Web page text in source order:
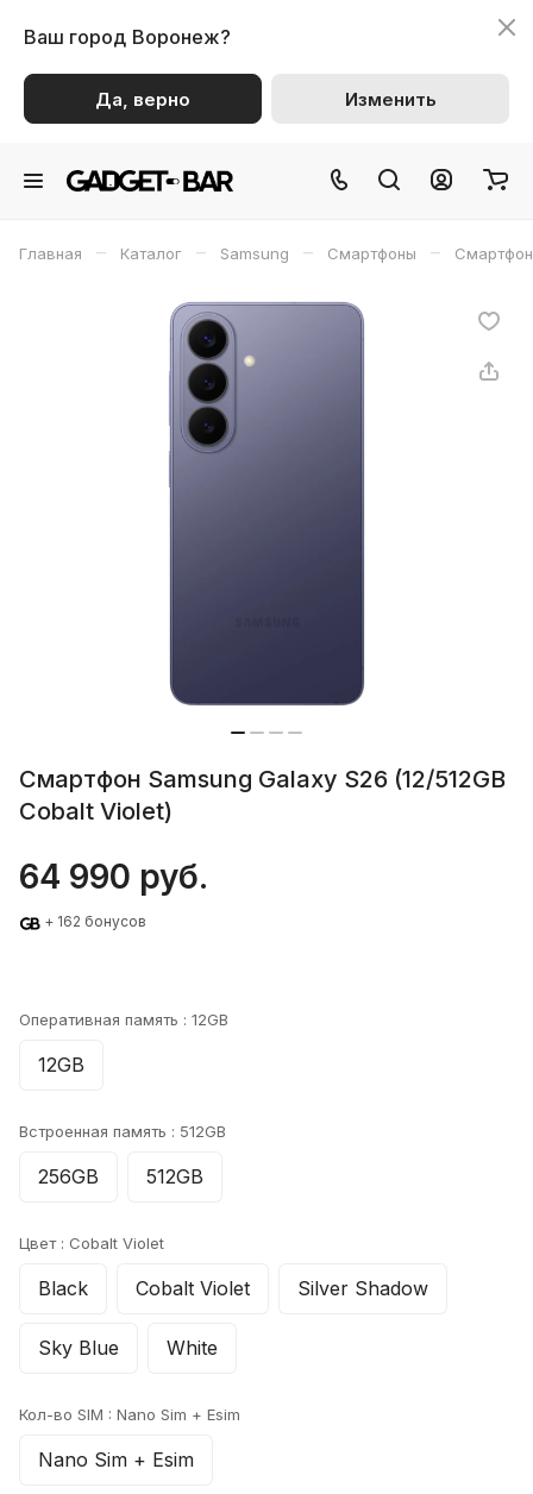
Ваш город Воронеж?
Да, верно Изменить
Главная – Каталог – Samsung – Смартфоны –
Смартфон Samsung Galaxy S26 (12/512GB
Cobalt Violet)
64 990 руб.
+ 162 бонусов
Оперативная память : 12GB
12GB
Встроенная память : 512GB
256GB 512GB
Цвет : Cobalt Violet
Black Cobalt Violet Silver Shadow
Sky Blue White
Кол-во SIM : Nano Sim + Esim
Nano Sim + Esim